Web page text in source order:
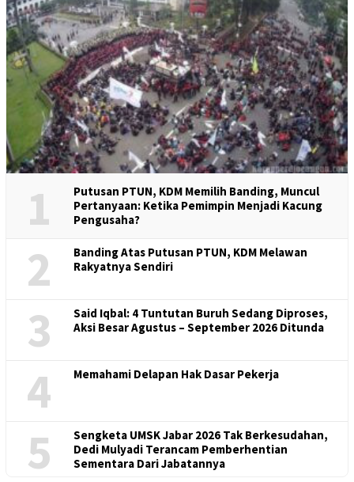
1
Putusan PTUN, KDM Memilih Banding, Muncul
Pertanyaan: Ketika Pemimpin Menjadi Kacung
Pengusaha?
2
Banding Atas Putusan PTUN, KDM Melawan
Rakyatnya Sendiri
3
Said Iqbal: 4 Tuntutan Buruh Sedang Diproses,
Aksi Besar Agustus – September 2026 Ditunda
4 Memahami Delapan Hak Dasar Pekerja
5
Sengketa UMSK Jabar 2026 Tak Berkesudahan,
Dedi Mulyadi Terancam Pemberhentian
Sementara Dari Jabatannya